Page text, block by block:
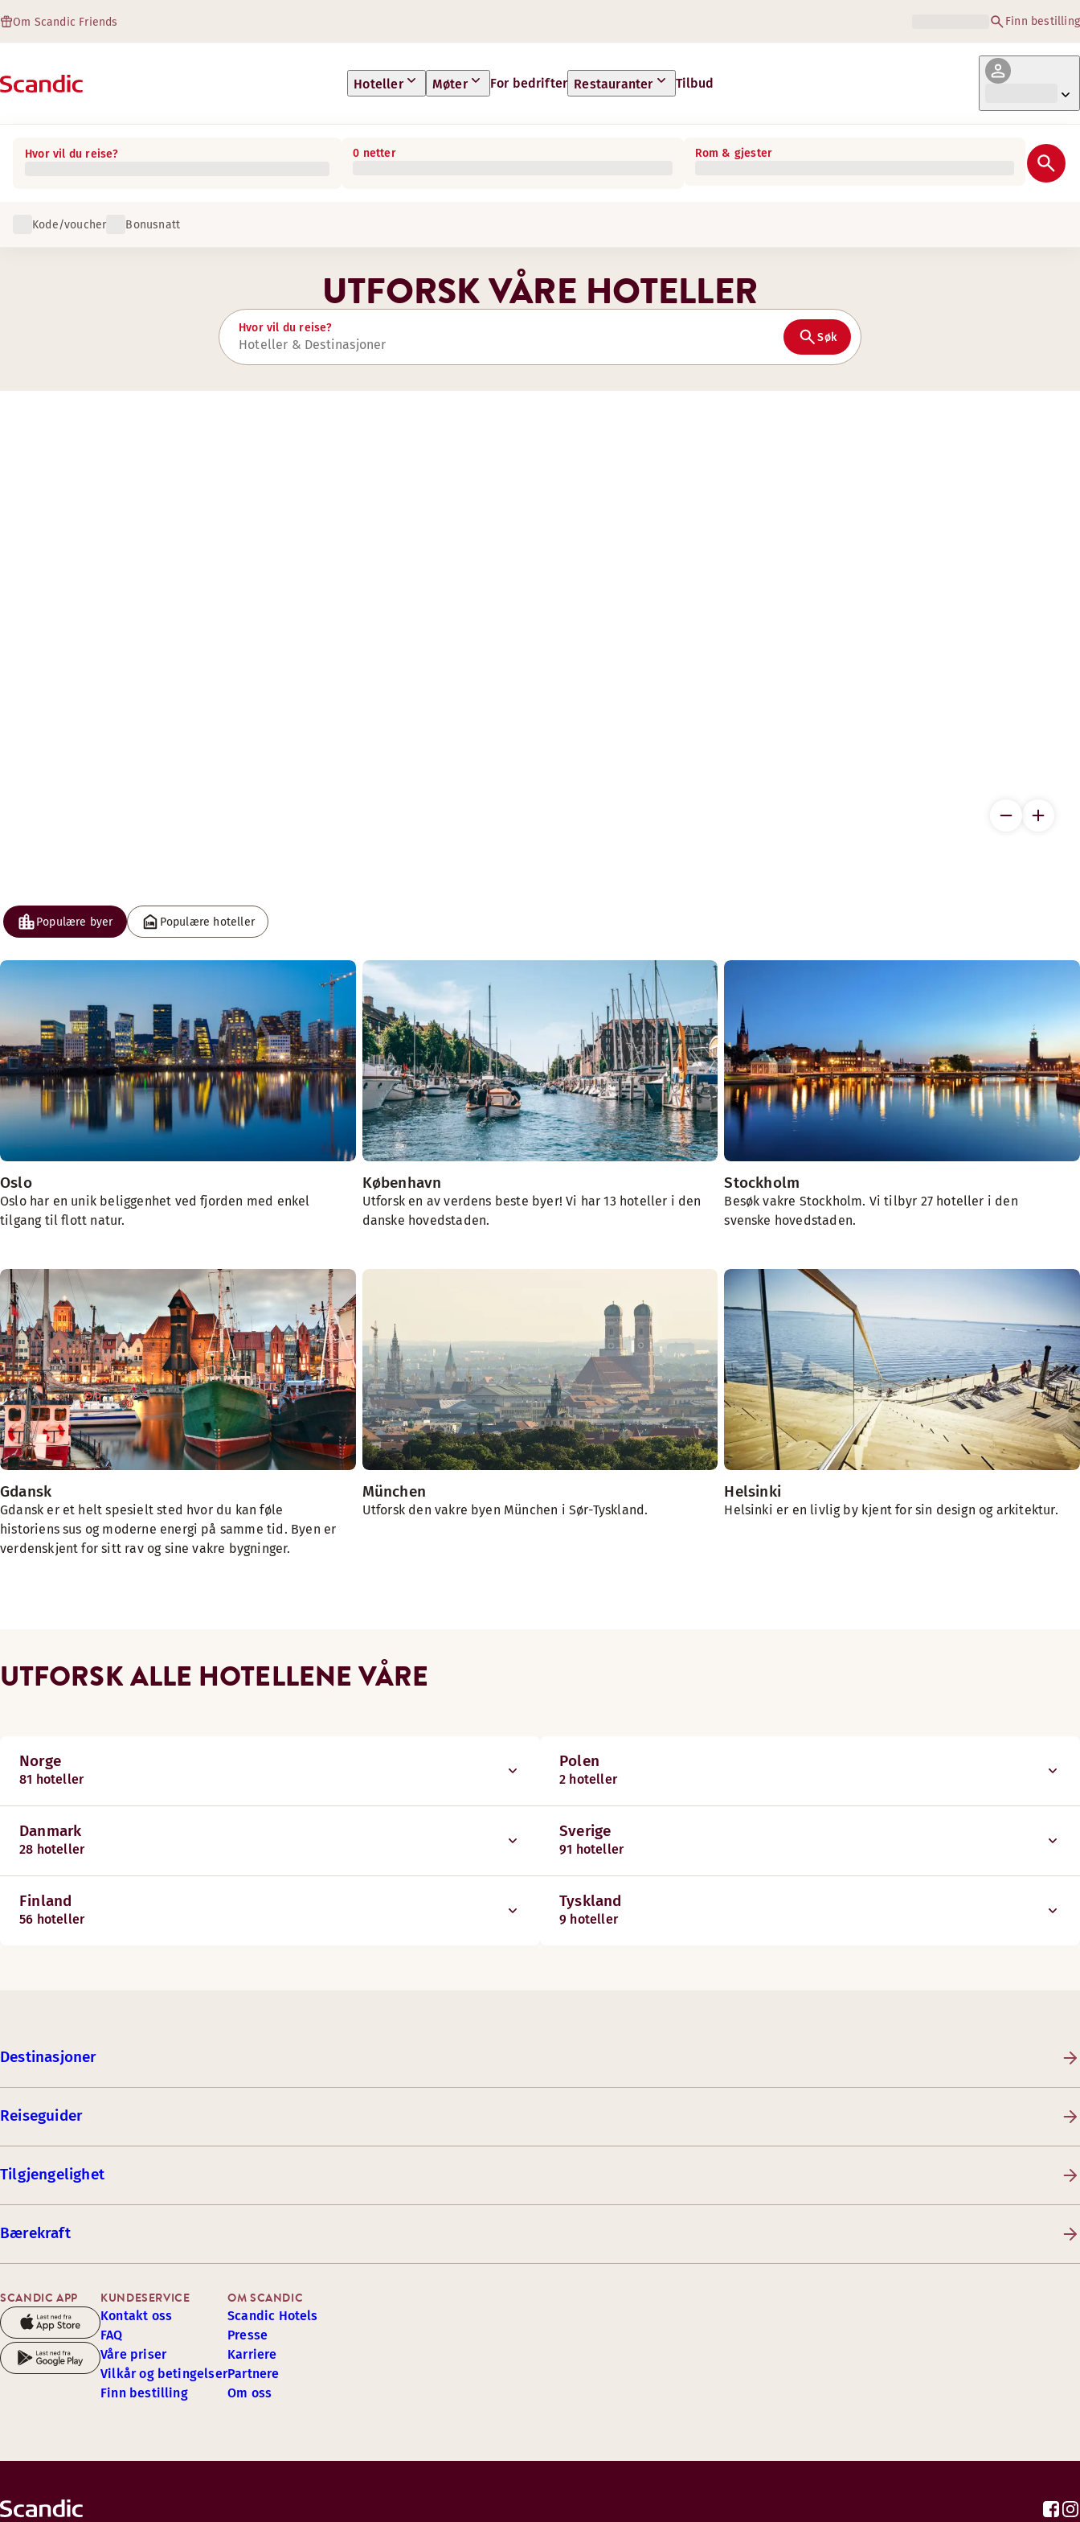
Om Scandic Friends Finn bestilling
Hoteller Møter For bedrifter Restauranter Tilbud
Hvor vil du reise? 0 netter Rom & gjester
Kode/voucher Bonusnatt
UTFORSK VÅRE HOTELLER
Hvor vil du reise?
Søk
Populære byer Populære hoteller
Oslo
Oslo har en unik beliggenhet ved fjorden med enkel
tilgang til flott natur.
København
Utforsk en av verdens beste byer! Vi har 13 hoteller i den
danske hovedstaden.
Stockholm
Besøk vakre Stockholm. Vi tilbyr 27 hoteller i den
svenske hovedstaden.
Gdansk
Gdansk er et helt spesielt sted hvor du kan føle
historiens sus og moderne energi på samme tid. Byen er
verdenskjent for sitt rav og sine vakre bygninger.
München
Utforsk den vakre byen München i Sør-Tyskland.
Helsinki
Helsinki er en livlig by kjent for sin design og arkitektur.
UTFORSK ALLE HOTELLENE VÅRE
Norge
81 hoteller
Danmark
28 hoteller
Finland
56 hoteller
Polen
2 hoteller
Sverige
91 hoteller
Tyskland
9 hoteller
Destinasjoner
Reiseguider
Tilgjengelighet
Bærekraft
SCANDIC APP KUNDESERVICE
Kontakt oss
FAQ
Våre priser
Vilkår og betingelser
Finn bestilling
OM SCANDIC
Scandic Hotels
Presse
Karriere
Partnere
Om oss